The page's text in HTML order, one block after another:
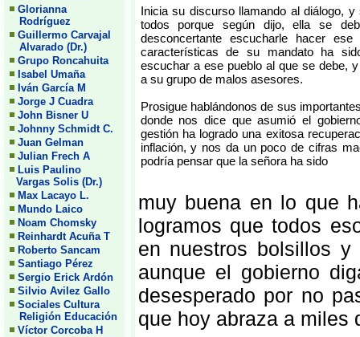
Glorianna
Rodríguez
Guillermo Carvajal
Alvarado (Dr.)
Grupo Roncahuita
Isabel Umaña
Iván García M
Jorge J Cuadra
John Bisner U
Johnny Schmidt C.
Juan Gelman
Julian Frech A
Luis Paulino
Vargas Solis (Dr.)
Max Lacayo L.
Mundo Laico
Noam Chomsky
Reinhardt Acuña T
Roberto Sancam
Santiago Pérez
Sergio Erick Ardón
Silvio Avilez Gallo
Sociales Cultura
Religión Educación
Víctor Corcoba H
Inicia su discurso llamando al diálogo,
todos porque según dijo, ella se
desconcertante escucharle hacer
características de su mandato ha
escuchar a ese pueblo al que se debe,
a su grupo de malos asesores.
Prosigue hablándonos de sus
donde nos dice que asumió el
gestión ha logrado una exitosa
inflación, y nos da un poco de cifras
podría pensar que la señora ha sido
muy buena en lo que
logramos que todos
en nuestros bolsillos
aunque el gobierno
desesperado por no
que hoy abraza a miles